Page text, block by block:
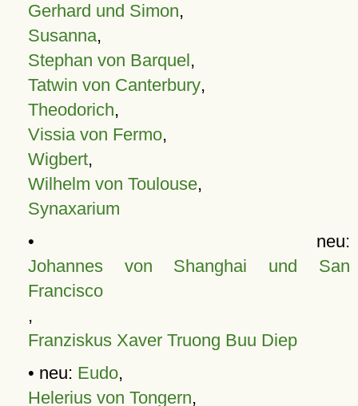
Gerhard und Simon,
Susanna,
Stephan von Barquel,
Tatwin von Canterbury,
Theodorich,
Vissia von Fermo,
Wigbert,
Wilhelm von Toulouse,
Synaxarium
• neu:
Johannes von Shanghai und San
Francisco
,
Franziskus Xaver Truong Buu Diep
• neu: Eudo,
Helerius von Tongern,